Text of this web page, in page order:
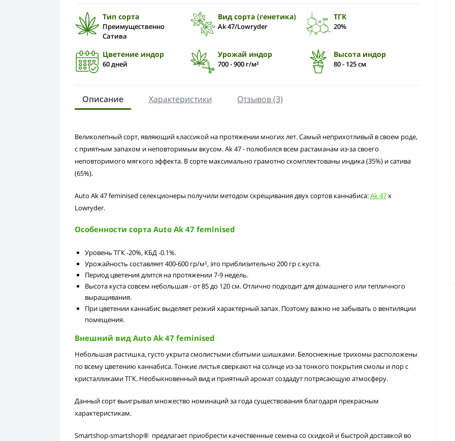
Тип сорта
Преимущественно
Сатива
Вид сорта (генетика)
Ak 47/Lowryder
ТГК
20%
Цветение индор
60 дней
Урожай индор
700 - 900 г/м²
Высота индор
80 - 125 см
Описание Характеристики Отзывов (3)
Великолепный сорт, являющий классикой на протяжении многих лет. Самый неприхотливый в своем роде,
с приятным запахом и неповторимым вкусом. Ak 47 - полюбился всем растаманам из-за своего
неповторимого мягкого эффекта. В сорте максимально грамотно скомплектованы индика (35%) и сатива
(65%).
Auto Ak 47 feminised селекционеры получили методом скрещивания двух сортов каннабиса:Ak 47х
Lowryder.
Особенности сорта Auto Ak 47 feminised
Уровень ТГК -20%, КБД -0.1%.
Урожайность составляет 400-600 гр/м², это приблизительно 200 гр с куста.
Период цветения длится на протяжении 7-9 недель.
Высота куста совсем небольшая - от 85 до 120 см. Отлично подходит для домашнего или тепличного
выращивания.
При цветении каннабис выделяет резкий характерный запах. Поэтому важно не забывать о вентиляции
помещения.
Внешний вид Auto Ak 47 feminised
Небольшая растишка, густо укрыта смолистыми сбитыми шишками. Белоснежные трихомы расположены
по всему цветению каннабиса. Тонкие листья сверкают на солнце из-за тонкого покрытия смолы и пор с
кристалликами ТГК. Необыкновенный вид и приятный аромат создадут потрясающую атмосферу.
Данный сорт выигрывал множество номинаций за года существования благодаря прекрасным
характеристикам.
Smartshop-smartshop® предлагает приобрести качественные семена со скидкой и быстрой доставкой во